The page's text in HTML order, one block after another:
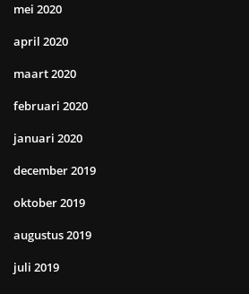
mei 2020
april 2020
maart 2020
februari 2020
januari 2020
december 2019
oktober 2019
augustus 2019
juli 2019